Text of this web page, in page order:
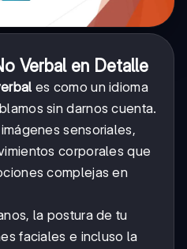
Verbal en Detalle
es como un idioma
sin darnos cuenta.
sensoriales,
corporales que
complejas en
la postura de tu
faciales e incluso la